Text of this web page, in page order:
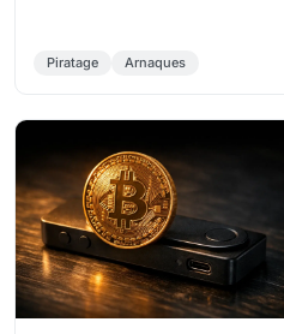
Piratage Arnaques